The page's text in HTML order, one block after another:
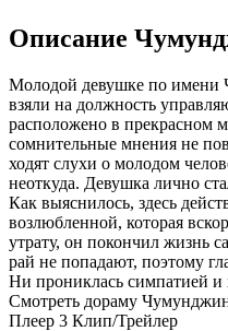
Описание
Молодой девушке по
взяли на должность
расположено в прекрасном
сомнительные мнения не
ходят слухи о молодом
неоткуда. Девушка лично
Как выяснилось, здесь
возлюбленной, которая
утрату, он покончил жизнь
рай не попадают, поэтому
Ни прониклась симпатией и
Смотреть дораму
Плеер 3 Клип/Трейлер